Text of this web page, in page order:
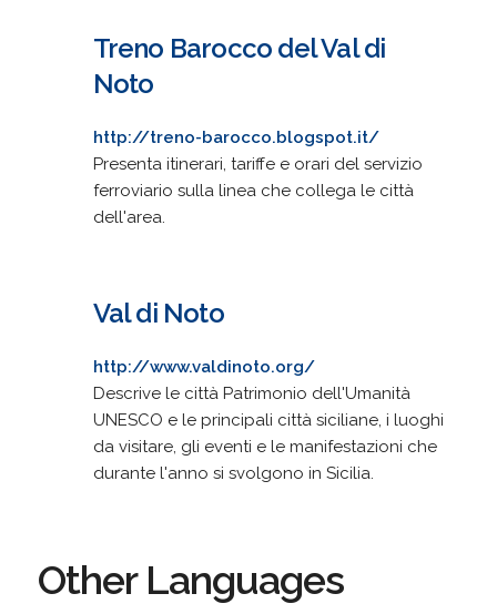
Treno Barocco del Val di
Noto
http://treno-barocco.blogspot.it/
Presenta itinerari, tariffe e orari del servizio
ferroviario sulla linea che collega le città
dell'area.
Val di Noto
http://www.valdinoto.org/
Descrive le città Patrimonio dell'Umanità
UNESCO e le principali città siciliane, i luoghi
da visitare, gli eventi e le manifestazioni che
durante l'anno si svolgono in Sicilia.
Other Languages